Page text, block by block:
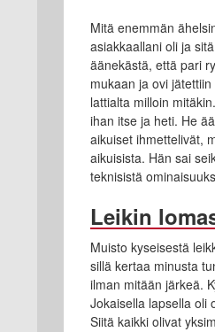
Mitä enemmän
asiakkaallani oli ja
äänekästä, että pari
mukaan ja ovi
lattialta milloin
ihan itse ja heti. He
aikuiset ihmettelivät,
aikuisista. Hän sai
teknisistä
Leikin
Muisto kyseisestä
sillä kertaa minusta
ilman mitään järkeä.
Jokaisella lapsella oli
Siitä kaikki olivat